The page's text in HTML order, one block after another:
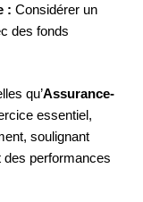
: Considérer un
des fonds
qu’Assurance-
essentiel,
soulignant
performances